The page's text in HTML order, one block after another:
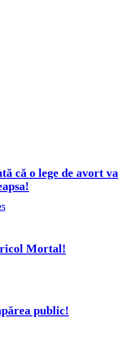
că o lege de avort va
Mortal!
public!